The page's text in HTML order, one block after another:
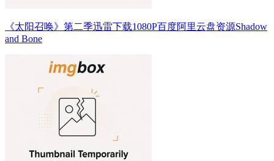
《太阳召唤》第二季迅雷下载1080P百度阿里云盘资源Shadow
and Bone